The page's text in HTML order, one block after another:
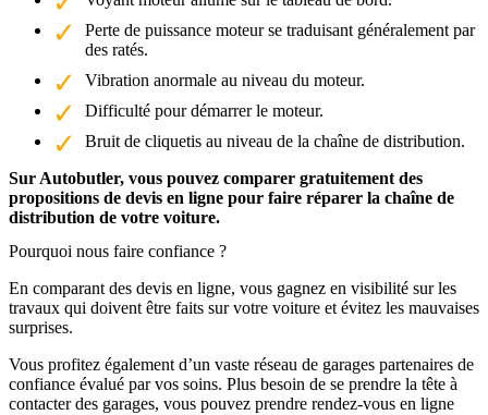
Perte de puissance moteur se traduisant généralement par
des ratés.
Vibration anormale au niveau du moteur.
Difficulté pour démarrer le moteur.
Bruit de cliquetis au niveau de la chaîne de distribution.
Sur Autobutler, vous pouvez comparer gratuitement des
propositions de devis en ligne pour faire réparer la chaîne de
distribution de votre voiture.
Pourquoi nous faire confiance ?
En comparant des devis en ligne, vous gagnez en visibilité sur les
travaux qui doivent être faits sur votre voiture et évitez les mauvaises
surprises.
Vous profitez également d’un vaste réseau de garages partenaires de
confiance évalué par vos soins. Plus besoin de se prendre la tête à
contacter des garages, vous pouvez prendre rendez-vous en ligne